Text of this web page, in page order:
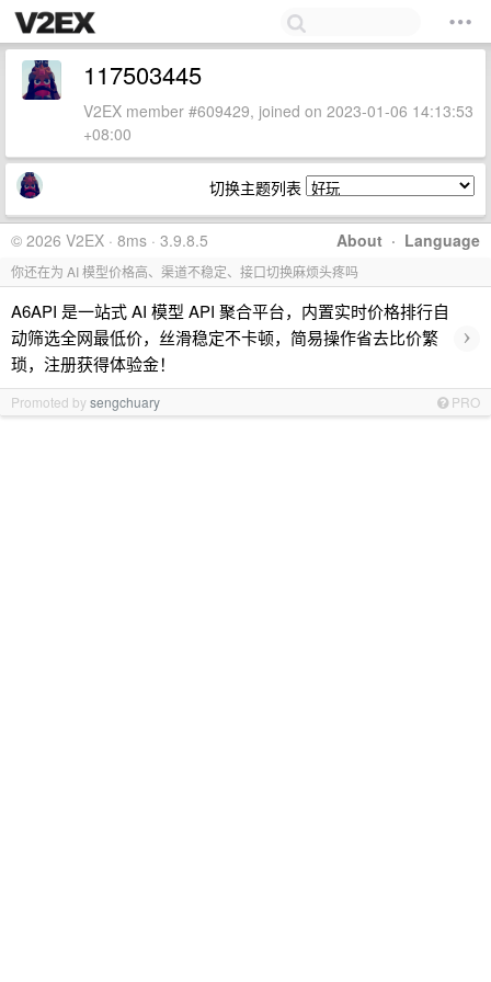
117503445
V2EX member #609429, joined on 2023-01-06 14:13:53
+08:00
切换主题列表
About · Language
© 2026 V2EX · 8ms · 3.9.8.5
你还在为 AI 模型价格高、渠道不稳定、接口切换麻烦头疼吗
A6API 是一站式 AI 模型 API 聚合平台，内置实时价格排行自
动筛选全网最低价，丝滑稳定不卡顿，简易操作省去比价繁
琐，注册获得体验金！
›
Promoted bysengchuary PRO